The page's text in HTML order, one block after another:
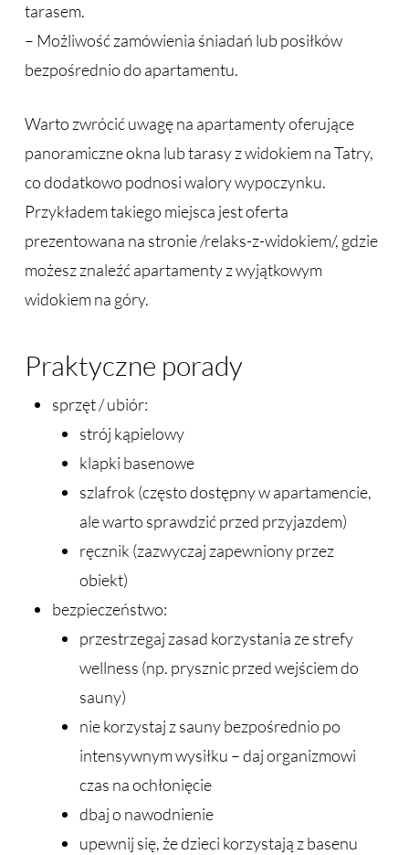
tarasem.
– Możliwość zamówienia śniadań lub posiłków
bezpośrednio do apartamentu.
Warto zwrócić uwagę na apartamenty oferujące
panoramiczne okna lub tarasy z widokiem na Tatry,
co dodatkowo podnosi walory wypoczynku.
Przykładem takiego miejsca jest oferta
prezentowana na stronie /relaks-z-widokiem/, gdzie
możesz znaleźć apartamenty z wyjątkowym
widokiem na góry.
Praktyczne porady
sprzęt / ubiór:
strój kąpielowy
klapki basenowe
szlafrok (często dostępny w apartamencie,
ale warto sprawdzić przed przyjazdem)
ręcznik (zazwyczaj zapewniony przez
obiekt)
bezpieczeństwo:
przestrzegaj zasad korzystania ze strefy
wellness (np. prysznic przed wejściem do
sauny)
nie korzystaj z sauny bezpośrednio po
intensywnym wysiłku – daj organizmowi
czas na ochłonięcie
dbaj o nawodnienie
upewnij się, że dzieci korzystają z basenu